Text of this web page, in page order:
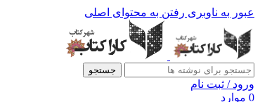
عبور به ناوبری رفتن به محتوای اصلی
جستجو
ورود / ثبت نام
0 موارد